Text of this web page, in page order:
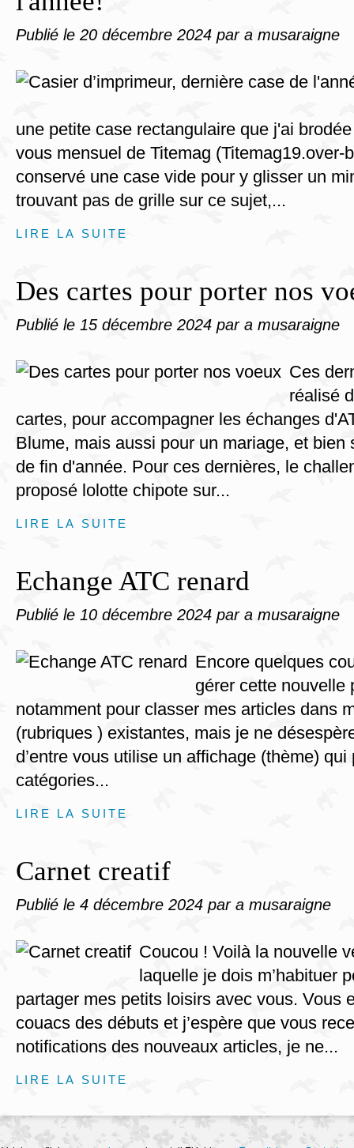
Publié le 20 décembre 2024 par a musaraigne
une petite case rectangulaire que j'ai
vous mensuel de Titemag (Titemag19.over-
conservé une case vide pour y glisser un
trouvant pas de grille sur ce sujet,...
LIRE LA SUITE
Des cartes pour porter nos
Publié le 15 décembre 2024 par a musaraigne
Ces
réalisé
cartes, pour accompagner les échanges
Blume, mais aussi pour un mariage, et bien
de fin d'année. Pour ces dernières, le
proposé lolotte chipote sur...
LIRE LA SUITE
Echange ATC renard
Publié le 10 décembre 2024 par a musaraigne
Encore quelques
gérer cette nouvelle
notamment pour classer mes articles dans
(rubriques ) existantes, mais je ne
d’entre vous utilise un affichage (thème) qui
catégories...
LIRE LA SUITE
Carnet creatif
Publié le 4 décembre 2024 par a musaraigne
Coucou ! Voilà la nouvelle
laquelle je dois m’habituer
partager mes petits loisirs avec vous. Vous
couacs des débuts et j’espère que vous
notifications des nouveaux articles, je ne...
LIRE LA SUITE